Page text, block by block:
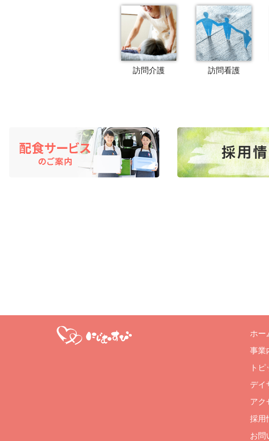
訪問介護 訪問看護
ホー
事業
トピ
デイ
アク
採用
お問